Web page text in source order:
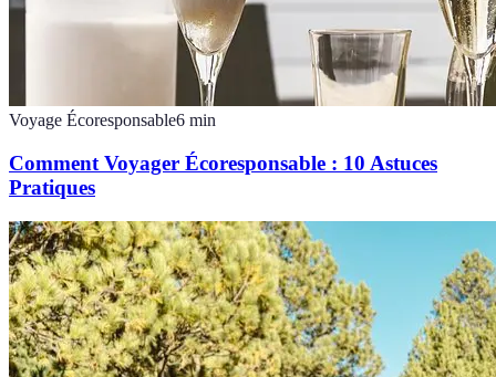
Voyage Écoresponsable6 min
Comment Voyager Écoresponsable : 10 Astuces
Pratiques